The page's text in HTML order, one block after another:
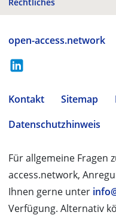
open-access.network
Kontakt Sitemap
Datenschutzhinweis
Für allgemeine Fragen
access.network,
Ihnen gerne unter
Verfügung. Alternativ